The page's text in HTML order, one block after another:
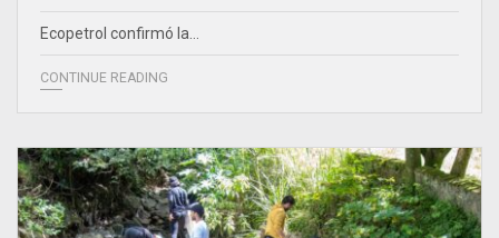
Ecopetrol confirmó la…
CONTINUE READING